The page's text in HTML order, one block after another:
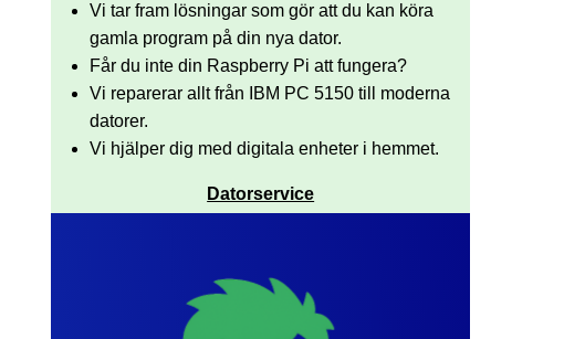
Vi tar fram lösningar som gör att du kan köra
gamla program på din nya dator.
Får du inte din Raspberry Pi att fungera?
Vi reparerar allt från IBM PC 5150 till moderna
datorer.
Vi hjälper dig med digitala enheter i hemmet.
Datorservice